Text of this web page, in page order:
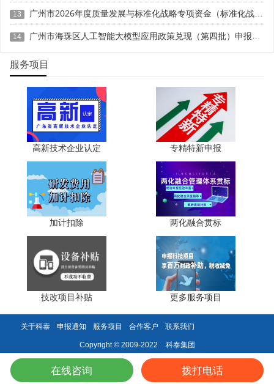
动的固定资产租赁费。
3. 折旧费用与长期待摊费用
包括用于研发活动的仪器、设备和在用建筑物的折旧费;
研发设施的改建、改装、装修和修理过程中发生的长期待摊
费用。
4. 无形资产摊销费用
包括用于研发活动的软件、专利权、非专利技术(包括许
5. 设计费用
包括为新产品和新工艺进行构思、开发和制造，进行工
序、技术规范、规程制定、操作特性方面的设计等发生的费
用。包括为获得创新性、创意性、突破性产品进行的创意设
计活动发生的相关费用。
6. 装备调试费用与试验费用
特殊、专用的生产机器，改变生产和质量控制程序，或制定
验费、新药研制的临床试验费。
7. 委托外部研究开发费用
13 广州市2026年度质量发展与标准化战略专项资金（标准化战略）第二批项目申报时间、条件要求
14 广州市海珠区人工智能大模型应用政策兑现（第四批）申报时间、条件要求、扶持奖励
服务项目
高新技术企业认定 专精特新申报
加计扣除 两化融合贯标
技改项目补贴 更多服务项目
关于科泰 申报通知 服务项目 合作客户 联系我们
Copyright © 2009-2022 科泰集团
在线咨询 拨打电话